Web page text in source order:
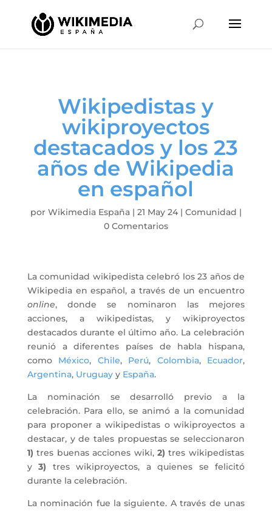
Wikipedistas y
wikiproyectos
destacados y los 23
años de Wikipedia
en español
por Wikimedia España| 21 May 24| Comunidad |
0 Comentarios
La comunidad wikipedista celebró los 23 años de
Wikipedia en español, a través de un encuentro
online, donde se nominaron las mejores
acciones, a wikipedistas, y wikiproyectos
destacados durante el último año. La celebración
reunió a diferentes países de habla hispana,
como México, Chile, Perú, Colombia, Ecuador,
Argentina, Uruguayy España.
La nominación se desarrolló previo a la
celebración. Para ello, se animó a la comunidad
para proponer a wikipedistas o wikiproyectos a
destacar, y de tales propuestas se seleccionaron
1)tres buenas acciones wiki, 2) tres wikipedistas
y3) tres wikiproyectos, a quienes se felicitó
durante la celebración.
La nominación fue la siguiente. A través de unas